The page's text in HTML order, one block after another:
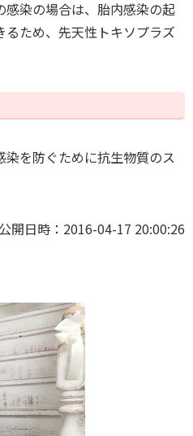
染の場合は、胎内感染の起
るため、先天性トキソプラズ
を防ぐために抗生物質のス
公開日時：2016-04-17 20:00:26